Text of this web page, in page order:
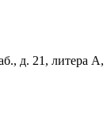
д. 21, литера А,